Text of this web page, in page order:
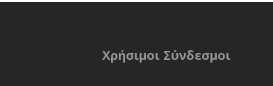
Χρήσιμοι Σύνδεσμοι